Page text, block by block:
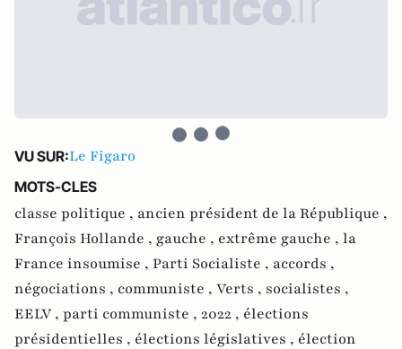
VU SUR:Le Figaro
MOTS-CLES
classe politique , ancien président de la République ,
François Hollande , gauche , extrême gauche , la
France insoumise , Parti Socialiste , accords ,
négociations , communiste , Verts , socialistes ,
EELV , parti communiste , 2022 , élections
présidentielles , élections législatives , élection